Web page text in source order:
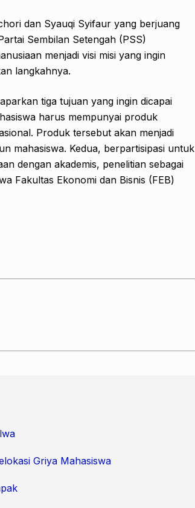
dan Syauqi Syifaur yang berjuang
Sembilan Setengah (PSS)
menjadi visi misi yang ingin
langkahnya.
tiga tujuan yang ingin dicapai
harus mempunyai produk
Produk tersebut akan menjadi
mahasiswa. Kedua, berpartisipasi untuk
dengan akademis, penelitian sebagai
Fakultas Ekonomi dan Bisnis (FEB)
Griya Mahasiswa